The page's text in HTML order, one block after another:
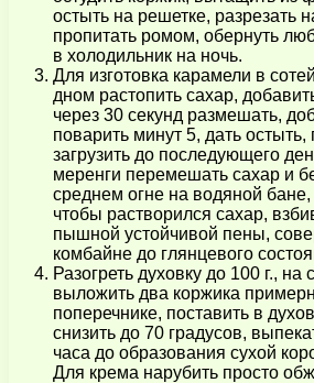
остыть на решетке, разрезать
пропитать ромом, обернуть
в холодильник на ночь.
Для изготовка карамели в
дном растопить сахар,
через 30 секунд размешать,
поварить минут 5, дать остыть,
загрузить до последующего
меренги перемешать сахар и
среднем огне на водяной
чтобы растворился сахар,
пышной устойчивой пены,
комбайне до глянцевого
Разогреть духовку до 100 г.,
выложить два коржика
поперечнике, поставить в
снизить до 70 градусов,
часа до образования сухой
Для крема нарубить просто